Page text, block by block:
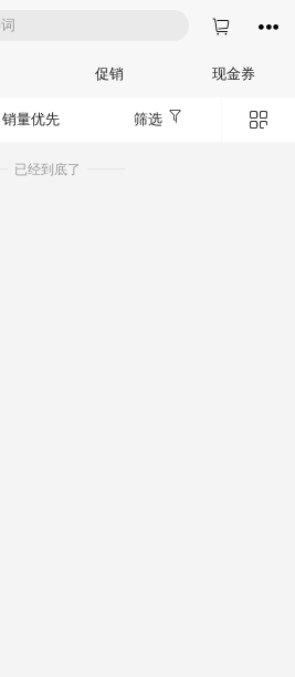


促销 现金券
销量优先 筛选 
已经到底了